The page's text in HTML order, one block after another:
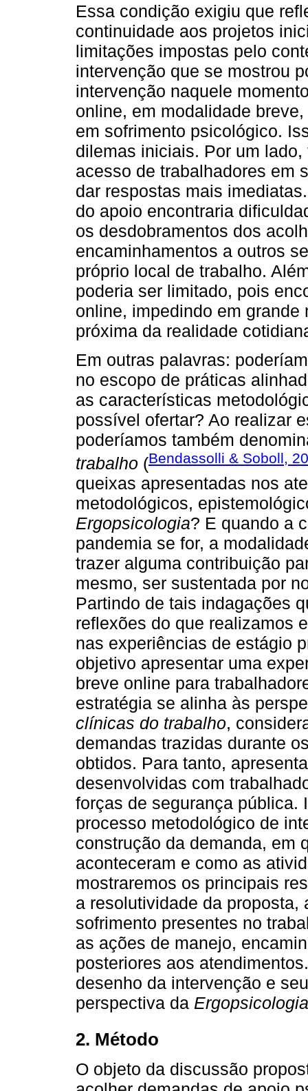
Essa condição exigiu que
continuidade aos projetos
limitações impostas pelo
intervenção que se mostrou
intervenção naquele
online, em modalidade
em sofrimento psicológico.
dilemas iniciais. Por um
acesso de trabalhadores em
dar respostas mais
do apoio encontraria
os desdobramentos dos
encaminhamentos a outros
próprio local de trabalho.
poderia ser limitado, pois
online, impedindo em
próxima da realidade
Em outras palavras:
no escopo de práticas
as características
possível ofertar? Ao realizar
poderíamos também
trabalho (Bendassolli & Soboll,
queixas apresentadas nos
metodológicos,
Ergopsicologia? E quando a
pandemia se for, a
trazer alguma contribuição
mesmo, ser sustentada por
Partindo de tais indagações
reflexões do que realizamos
nas experiências de estágio
objetivo apresentar uma
breve online para
estratégia se alinha às
clínicas do trabalho,
demandas trazidas durante
obtidos. Para tanto,
desenvolvidas com
forças de segurança pública.
processo metodológico de
construção da demanda, em
aconteceram e como as
mostraremos os principais
a resolutividade da
sofrimento presentes no
as ações de manejo,
posteriores aos
desenho da intervenção e
perspectiva da Ergopsicologia
2. Método
O objeto da discussão